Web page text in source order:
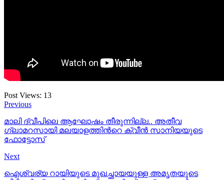
Post Views: 13
Previous
മാലി ദ്വീപിലെ ആഘോഷം തീരുന്നില്ല.. അതീവ
ഗ്ലാമറസായി മലയാളത്തിന്‍റെ ക്വീന്‍ സാനിയയുടെ
ഫോട്ടോസ്
Next
ഐശ്വര്യ റായിയുടെ മുഖച്ഛായയുള്ള അമൃതയുടെ